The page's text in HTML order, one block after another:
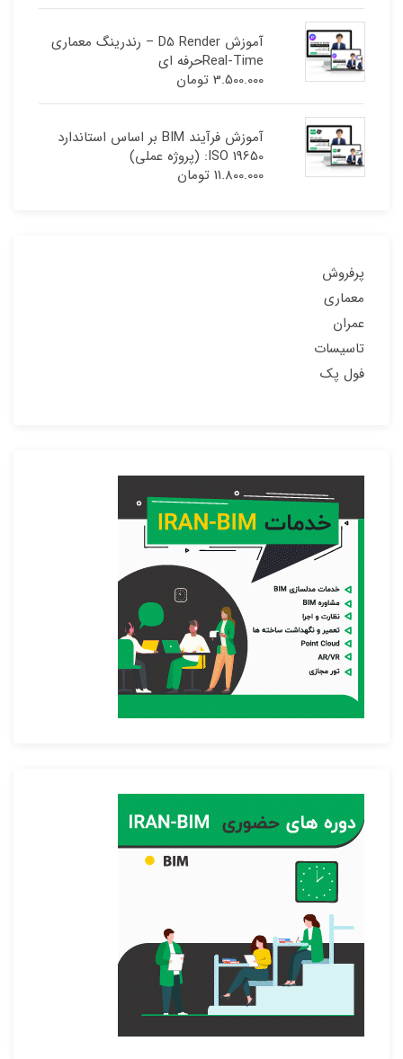
آموزش D5 Render – رندرینگ معماری
Real-Timeحرفه ای
3.500.000 تومان
آموزش فرآیند BIM بر اساس استاندارد
ISO 19650: (پروژه عملی)
11.800.000 تومان
پرفروش
معماری
عمران
تاسیسات
فول پک